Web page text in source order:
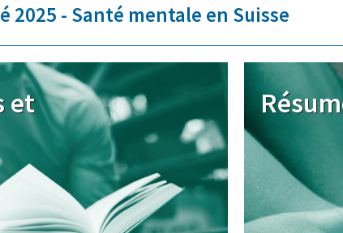
- Santé mentale en Suisse
et
Image